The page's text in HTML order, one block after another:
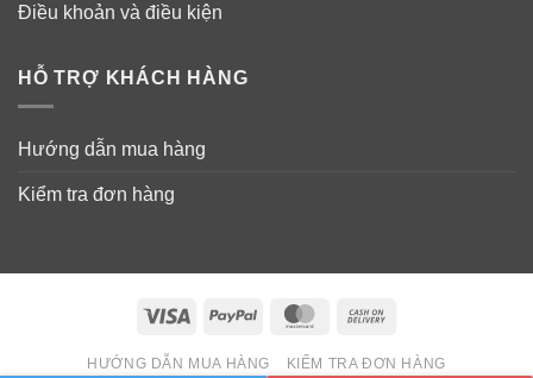
Điều khoản và điều kiện
HỖ TRỢ KHÁCH HÀNG
Hướng dẫn mua hàng
Kiểm tra đơn hàng
Visa PayPal MasterCard
Delivery
HƯỚNG DẪN MUA HÀNG KIỂM TRA ĐƠN HÀNG